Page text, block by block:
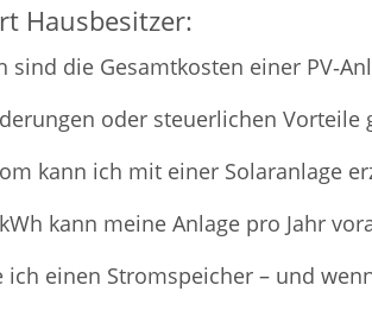
Hausbesitzer:
sind die Gesamtkosten einer
oder steuerlichen Vorteile
kann ich mit einer Solaranlage
kann meine Anlage pro Jahr
ich einen Stromspeicher – und